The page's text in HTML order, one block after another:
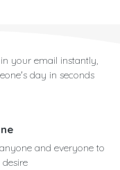
your email instantly,
day in seconds
and everyone to